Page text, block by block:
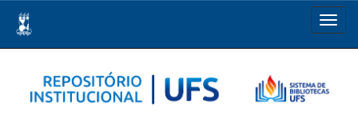
navigation